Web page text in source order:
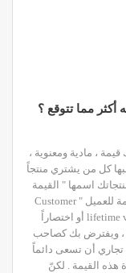
أكثر مما تتوقع ؟
قيمة ، مادية ومعنوية ،
كل من يشتري منتجاً
اسمها " القيمة
الدائمة للعميل " Customer
lifetime value أو اختصاراً
CLV ، ويفترض بك كصاحب
أن تسعى دائماً
هذه القيمة . لكنّ